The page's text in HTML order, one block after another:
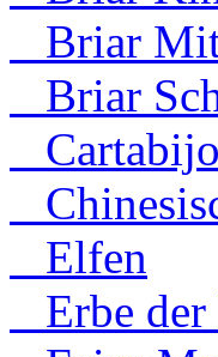
Briar
Briar
Elfen
Erbe der